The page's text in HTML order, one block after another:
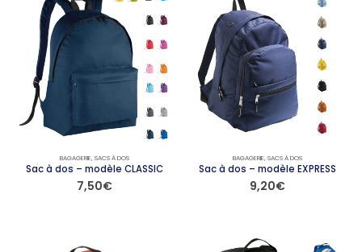
plusieurs
variations.
options
peuvent
choisies
sur
page
du
produit
variations.
Les
options
peuvent
être
choisies
sur
page
du
produit
BAGAGERIE, SACS À DOS
Sac à dos – modèle CLASSIC
7,50€
BAGAGERIE, SACS À DOS
Sac à dos – modèle EXPRESS
9,20€
a